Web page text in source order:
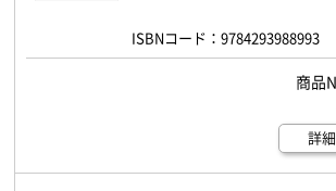
ISBNコード：9784293988993
詳細